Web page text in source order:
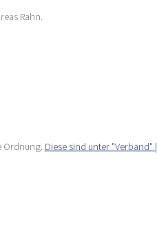
Rahn.
Ordnung. Diese sind unter "Verband"